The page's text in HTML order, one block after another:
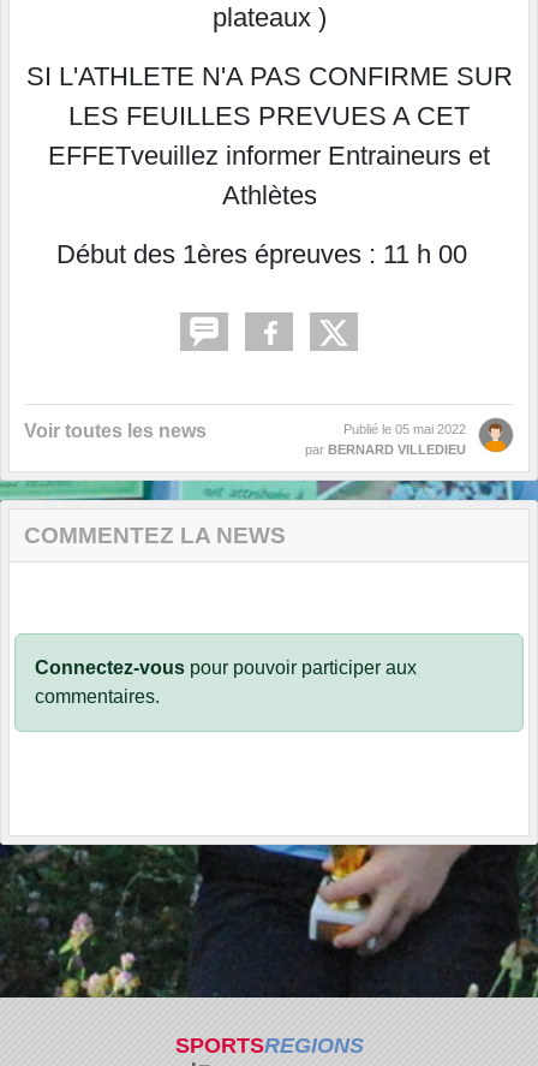
plateaux )
SI L'ATHLETE N'A PAS CONFIRME SUR
LES FEUILLES PREVUES A CET
EFFETveuillez informer Entraineurs et
Athlètes
Début des 1ères épreuves : 11 h 00
Voir toutes les news Publié le 05 mai 2022
par BERNARD VILLEDIEU
COMMENTEZ LA NEWS
Connectez-vous pour pouvoir participer aux
commentaires.
SPORTSREGIONS